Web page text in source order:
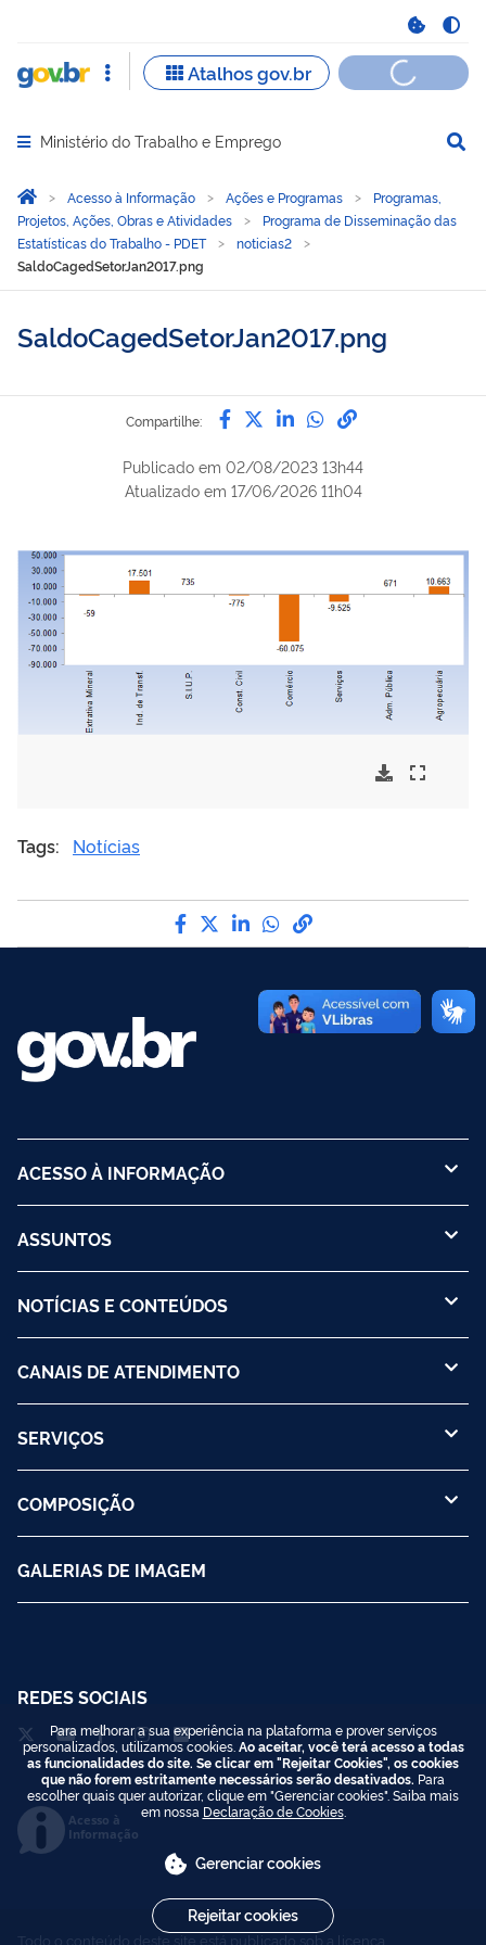
Abrir menu principal de navegação
Ministério do Trabalho e Emprego
Você está aqui:
Página Inicial
Acesso à Informação Ações e Programas
Programas,
Projetos, Ações, Obras e Atividades
Programa de Disseminação das
Estatísticas do Trabalho - PDET
noticias2
SaldoCagedSetorJan2017.png
SaldoCagedSetorJan2017.png
Compartilhe: Compartilhe por Facebook
Compartilhe por Twitter
Compartilhe por
Compartilhe
link para
Publicado em 02/08/2023 13h44
Atualizado em 17/06/2026 11h04
Tags: Notícias
Compartilhe por Facebook
Compartilhe por Twitter
Compartilhe por
Compartilhe por
link para Copiar
ACESSO À INFORMAÇÃO
ASSUNTOS
NOTÍCIAS E CONTEÚDOS
CANAIS DE ATENDIMENTO
SERVIÇOS
COMPOSIÇÃO
GALERIAS DE IMAGEM
REDES SOCIAIS
Acesso à
Informação
Todo o conteúdo deste site está publicado sob a licença
Para melhorar a sua experiência na plataforma e prover serviços
personalizados, utilizamos cookies. Ao aceitar, você terá acesso a todas
as funcionalidades do site. Se clicar em "Rejeitar Cookies", os cookies
que não forem estritamente necessários serão desativados. Para
escolher quais quer autorizar, clique em "Gerenciar cookies". Saiba mais
em nossa Declaração de Cookies.
Gerenciar cookies
Rejeitar cookies